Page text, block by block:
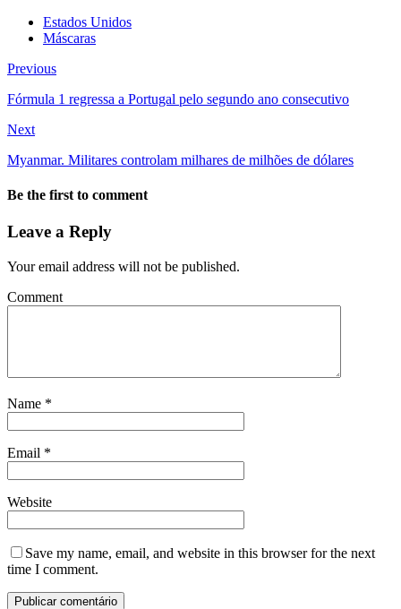
Estados Unidos
Máscaras
Previous
Fórmula 1 regressa a Portugal pelo segundo ano consecutivo
Next
Myanmar. Militares controlam milhares de milhões de dólares
Be the first to comment
Leave a Reply
Your email address will not be published.
Comment
Name *
Email *
Website
Save my name, email, and website in this browser for the next
time I comment.